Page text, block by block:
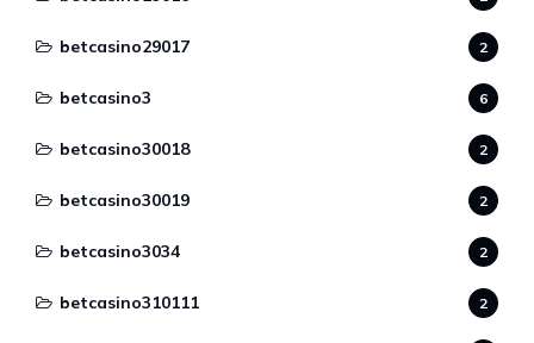
betcasino29017 2
betcasino3 6
betcasino30018 2
betcasino30019 2
betcasino3034 2
betcasino310111 2